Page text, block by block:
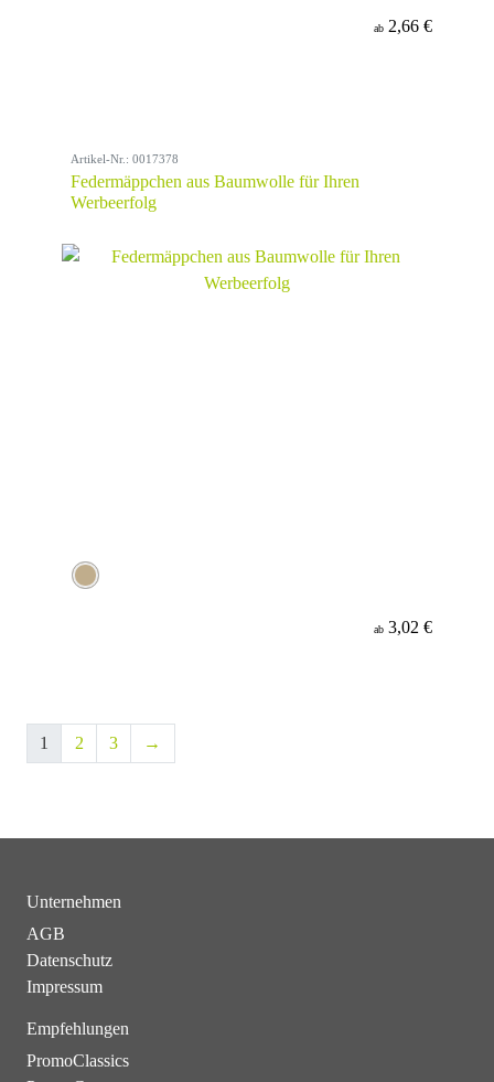
ab 2,66 €
Artikel-Nr.: 0017378
Federmäppchen aus Baumwolle für Ihren
Werbeerfolg
ab 3,02 €
1 2 3 →
Unternehmen
AGB
Datenschutz
Impressum
Empfehlungen
PromoClassics